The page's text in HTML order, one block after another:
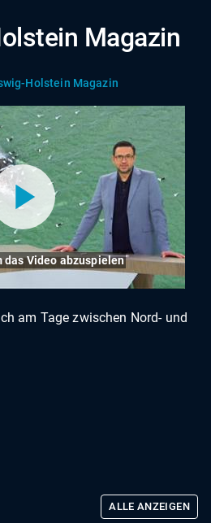
Magazin
Holstein Magazin
das Video abzuspielen
am Tage zwischen Nord- und
ALLE ANZEIGEN